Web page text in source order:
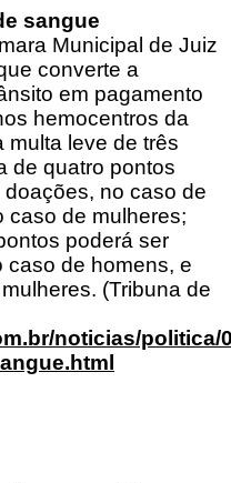
sangue
Municipal de Juiz
converte a
em pagamento
hemocentros da
multa leve de três
de quatro pontos
no caso de
caso de mulheres;
poderá ser
caso de homens, e
(Tribuna de
noticias/politica/